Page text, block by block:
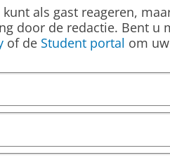
als gast reageren,
door de redactie. Bent u
of de Student portal om